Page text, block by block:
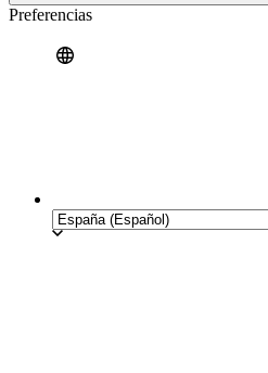
Preferencias